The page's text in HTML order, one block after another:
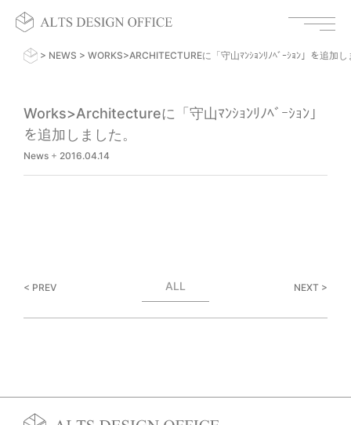
> NEWS > WORKS>ARCHITECTUREに「守山ﾏﾝｼｮﾝﾘﾉﾍﾞｰｼｮﾝ」を追加し
Works>Architectureに「守山ﾏﾝｼｮﾝﾘﾉﾍﾞｰｼｮﾝ」
を追加しました。
News + 2016.04.14
< PREV ALL NEXT >